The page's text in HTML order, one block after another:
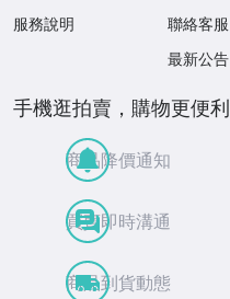
服務說明
聯絡客服
最新公告
手機逛拍賣，購物更便利
商品降價通知
買賣即時溝通
商品到貨動態